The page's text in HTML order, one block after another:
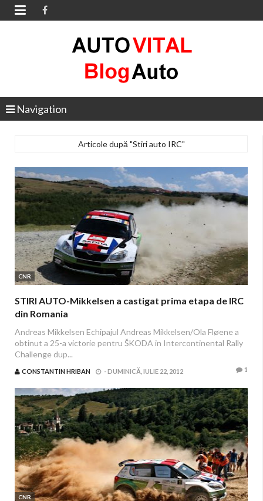

Navigation
Articole după "Stiri auto IRC"
CNR
STIRI AUTO-Mikkelsen a castigat prima etapa de IRC
din Romania
Andreas Mikkelsen Echipajul Andreas Mikkelsen/Ola Fløene a
obtinut a 25-a victorie pentru ŠKODA in Intercontinental Rally
Challenge dup...
CONSTANTIN HRIBAN -DUMINICĂ, IULIE 22, 2012 1
CNR